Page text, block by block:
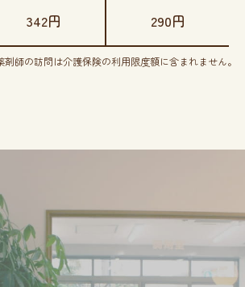
342円 290円
師の訪問は介護保険の利用限度額に含まれません。